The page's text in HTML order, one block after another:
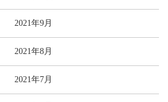
2021年9月
2021年8月
2021年7月